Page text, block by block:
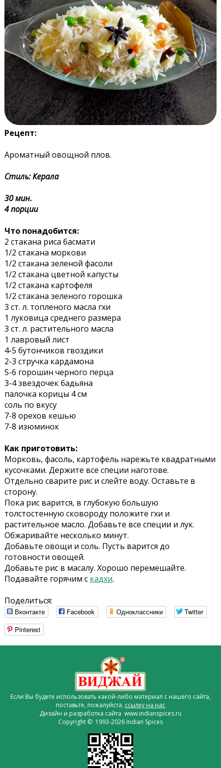
Рецепт:
Ароматный овощной плов.
Стиль: Керала
30 мин.
4 порции
Что понадобится:
2 стакана риса басмати
1/2 стакана моркови
1/2 стакана зеленой фасоли
1/2 стакана цветной капусты
1/2 стакана картофеля
1/2 стакана зеленого горошка
3 ст. л. топленого масла гхи
1 луковица среднего размера
3 ст. л. растительного масла
1 лавровый лист
4-5 бутончиков гвоздики
2-3 стручка кардамона
5-6 горошин черного перца
3-4 звездочек бадьяна
палочка корицы 4 см
соль по вкусу
7-8 орехов кешью
7-8 изюминок
Как приготовить:
Морковь, фасоль, картофель нарежьте квадратными
кусочками. Держите все специи наготове.
Отдельно сварите рис и слейте воду. Оставьте в
сторону.
Пока рис варится, в глубокую большую
толстостенную сковороду положите гхи и
растительное масло. Добавьте все специи и лук.
Обжаривайте несколько минут.
Добавьте овощи и соль. Пусть варится до
готовности овощей.
Добавьте рис в масалу. Хорошо перемешайте.
Подавайте горячим с кадхи.
Поделиться:
Вконтакте Facebook Одноклассники
Twitter
Pinterest
Если Вы будете использовать какой-либо материал с нашего сайта,
поставьте, пожалуйста, ссылку на нас
Дизайн и разработка сайта www.indianspices.ru
Copyright © 1993-2026 Indian Spices